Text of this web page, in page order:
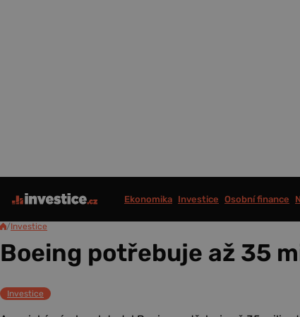
Ekonomika Investice Osobní finance
/Investice
Boeing potřebuje až 35
Investice